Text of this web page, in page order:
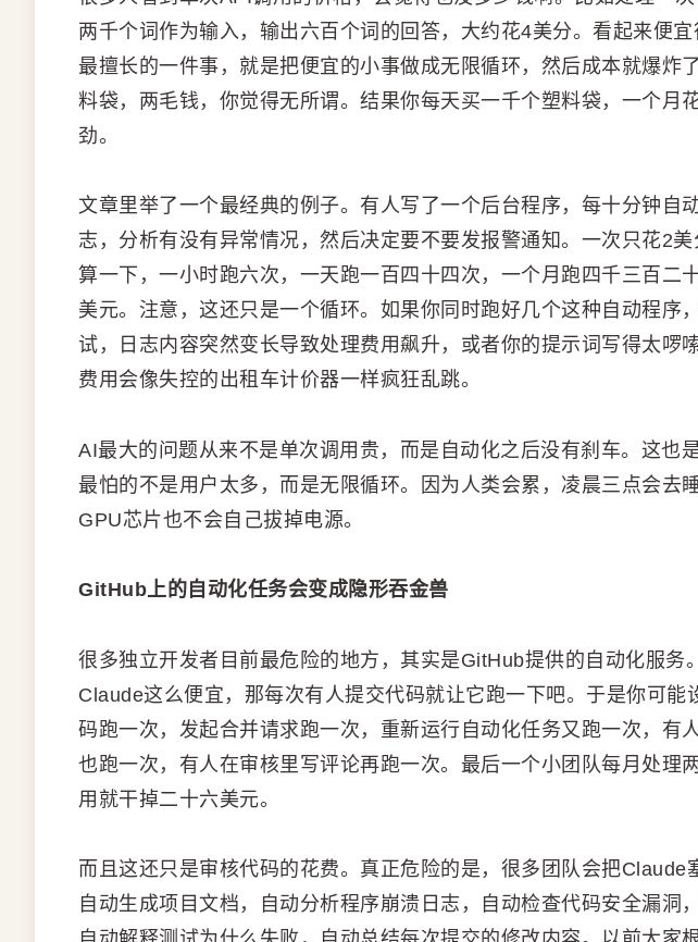
两千个词作为输入，输出六百个词的回答，大约花4美分。看起来便
最擅长的一件事，就是把便宜的小事做成无限循环，然后成本就爆炸
料袋，两毛钱，你觉得无所谓。结果你每天买一千个塑料袋，一个月
劲。
文章里举了一个最经典的例子。有人写了一个后台程序，每十分钟自
志，分析有没有异常情况，然后决定要不要发报警通知。一次只花2
算一下，一小时跑六次，一天跑一百四十四次，一个月跑四千三百二
美元。注意，这还只是一个循环。如果你同时跑好几个这种自动程序
试，日志内容突然变长导致处理费用飙升，或者你的提示词写得太啰
费用会像失控的出租车计价器一样疯狂乱跳。
AI最大的问题从来不是单次调用贵，而是自动化之后没有刹车。这也
最怕的不是用户太多，而是无限循环。因为人类会累，凌晨三点会去
GPU芯片也不会自己拔掉电源。
GitHub上的自动化任务会变成隐形吞金兽
很多独立开发者目前最危险的地方，其实是GitHub提供的自动化服务
Claude这么便宜，那每次有人提交代码就让它跑一下吧。于是你可能
码跑一次，发起合并请求跑一次，重新运行自动化任务又跑一次，有
也跑一次，有人在审核里写评论再跑一次。最后一个小团队每月处理
用就干掉二十六美元。
而且这还只是审核代码的花费。真正危险的是，很多团队会把Claude
自动生成项目文档，自动分析程序崩溃日志，自动检查代码安全漏洞